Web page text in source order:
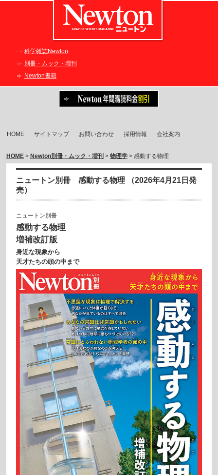
科学雑誌Newton
別冊・ムック・増刊
Newton書籍
HOME サイトマップ お問い合わせ 採用情報 会社案内
HOME> Newton別冊・ムック・増刊 > 物理学> 感動する物理
ニュートン別冊 感動する物理 （2026年4月21日発
売）
ニュートン別冊
感動する物理
増補改訂版
身近な現象から
天才たちの頭の中まで